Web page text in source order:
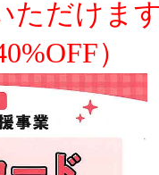
だけます
）